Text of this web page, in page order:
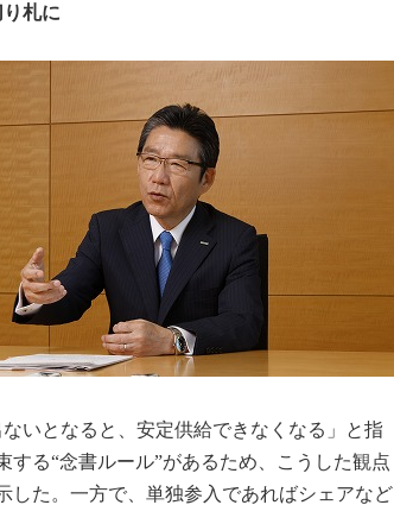
札に
いとなると、安定供給できなくなる」と指
る“念書ルール”があるため、こうした観点
した。一方で、単独参入であればシェアなど